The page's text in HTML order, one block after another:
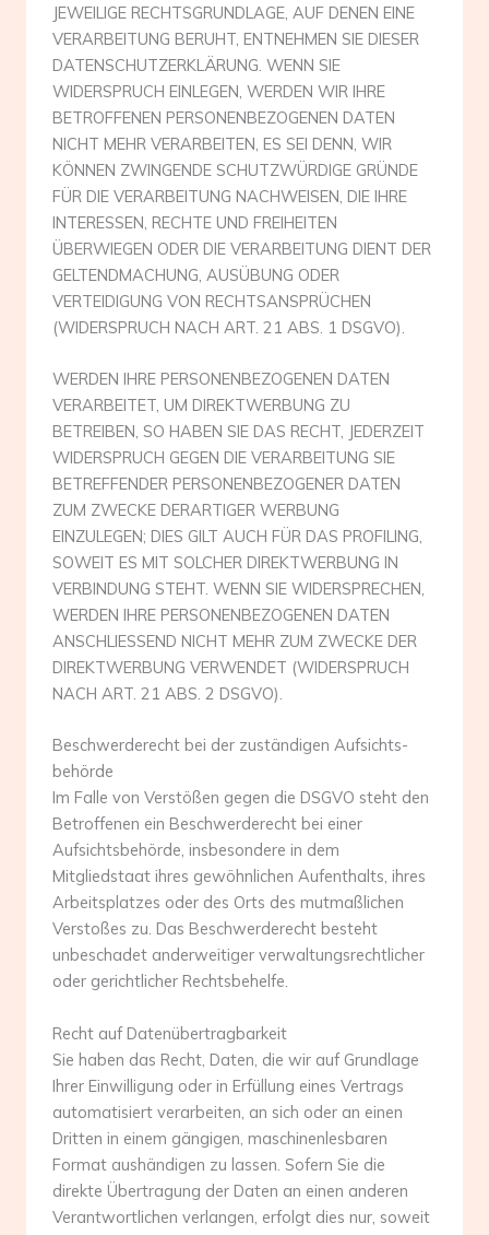
JEWEILIGE RECHTSGRUNDLAGE, AUF DENEN EINE
VERARBEITUNG BERUHT, ENTNEHMEN SIE DIESER
DATENSCHUTZERKLÄRUNG. WENN SIE
WIDERSPRUCH EINLEGEN, WERDEN WIR IHRE
BETROFFENEN PERSONENBEZOGENEN DATEN
NICHT MEHR VERARBEITEN, ES SEI DENN, WIR
KÖNNEN ZWINGENDE SCHUTZWÜRDIGE GRÜNDE
FÜR DIE VERARBEITUNG NACHWEISEN, DIE IHRE
INTERESSEN, RECHTE UND FREIHEITEN
ÜBERWIEGEN ODER DIE VERARBEITUNG DIENT DER
GELTENDMACHUNG, AUSÜBUNG ODER
VERTEIDIGUNG VON RECHTSANSPRÜCHEN
(WIDERSPRUCH NACH ART. 21 ABS. 1 DSGVO).
WERDEN IHRE PERSONENBEZOGENEN DATEN
VERARBEITET, UM DIREKTWERBUNG ZU
BETREIBEN, SO HABEN SIE DAS RECHT, JEDERZEIT
WIDERSPRUCH GEGEN DIE VERARBEITUNG SIE
BETREFFENDER PERSONENBEZOGENER DATEN
ZUM ZWECKE DERARTIGER WERBUNG
EINZULEGEN; DIES GILT AUCH FÜR DAS PROFILING,
SOWEIT ES MIT SOLCHER DIREKTWERBUNG IN
VERBINDUNG STEHT. WENN SIE WIDERSPRECHEN,
WERDEN IHRE PERSONENBEZOGENEN DATEN
ANSCHLIESSEND NICHT MEHR ZUM ZWECKE DER
DIREKTWERBUNG VERWENDET (WIDERSPRUCH
NACH ART. 21 ABS. 2 DSGVO).
Beschwerde­recht bei der zuständigen Aufsichts­
behörde
Im Falle von Verstößen gegen die DSGVO steht den
Betroffenen ein Beschwerderecht bei einer
Aufsichtsbehörde, insbesondere in dem
Mitgliedstaat ihres gewöhnlichen Aufenthalts, ihres
Arbeitsplatzes oder des Orts des mutmaßlichen
Verstoßes zu. Das Beschwerderecht besteht
unbeschadet anderweitiger verwaltungsrechtlicher
oder gerichtlicher Rechtsbehelfe.
Recht auf Daten­übertrag­barkeit
Sie haben das Recht, Daten, die wir auf Grundlage
Ihrer Einwilligung oder in Erfüllung eines Vertrags
automatisiert verarbeiten, an sich oder an einen
Dritten in einem gängigen, maschinenlesbaren
Format aushändigen zu lassen. Sofern Sie die
direkte Übertragung der Daten an einen anderen
Verantwortlichen verlangen, erfolgt dies nur, soweit